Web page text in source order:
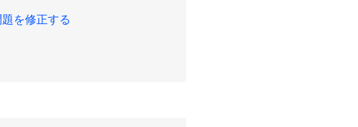
を修正する